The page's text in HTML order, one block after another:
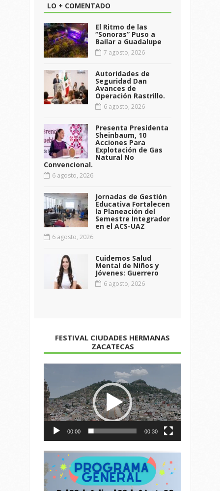
LO + COMENTADO
El Ritmo de las
“Sonoras” Puso a
Bailar a Guadalupe
7 agosto, 2026
Autoridades de
Seguridad Dan
Avances de
Operación Rastrillo.
6 agosto, 2026
Presenta Presidenta
Sheinbaum, 10
Acciones Para
Explotación de Gas
Natural No
Convencional.
6 agosto, 2026
Jornadas de Gestión
Educativa Fortalecen
la Planeación del
Semestre Integrador
en el ACS-UAZ
6 agosto, 2026
Cuidemos Salud
Mental de Niños y
Jóvenes: Guerrero
6 agosto, 2026
FESTIVAL CIUDADES HERMANAS
ZACATECAS
de
vídeo
00:00 00:30